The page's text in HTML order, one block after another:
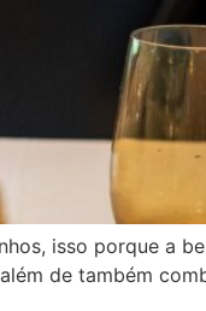
isso porque a
de também